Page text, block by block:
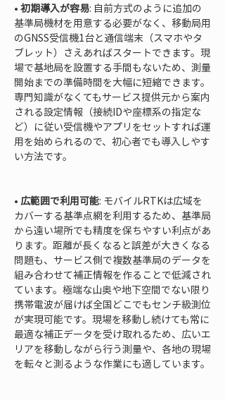
• 初期導入が容易: 自前方式のように追加の
基準局機材を用意する必要がなく、移動局用
のGNSS受信機1台と通信端末（スマホやタ
ブレット）さえあればスタートできます。現
場で基地局を設置する手間もないため、測量
開始までの準備時間を大幅に短縮できます。
専門知識がなくてもサービス提供元から案内
される設定情報（接続IDや座標系の指定な
ど）に従い受信機やアプリをセットすれば運
用を始められるので、初心者でも導入しやす
い方法です。
• 広範囲で利用可能: モバイルRTKは広域を
カバーする基準点網を利用するため、基準局
から遠い場所でも精度を保ちやすい利点があ
ります。距離が長くなると誤差が大きくなる
問題も、サービス側で複数基準局のデータを
組み合わせて補正情報を作ることで低減され
ています。極端な山奥や地下空間でない限り
携帯電波が届けば全国どこでもセンチ級測位
が実現可能です。現場を移動し続けても常に
最適な補正データを受け取れるため、広いエ
リアを移動しながら行う測量や、各地の現場
を転々と測るような作業にも適しています。